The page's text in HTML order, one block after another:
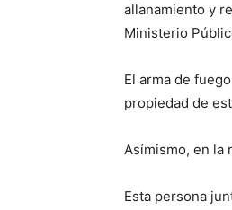
allanamiento y
Ministerio
El arma de
propiedad de
Asímismo, en la
Esta persona